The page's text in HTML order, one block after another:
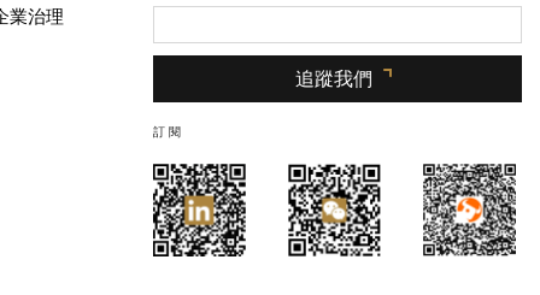
業治理
追蹤我們
訂閱